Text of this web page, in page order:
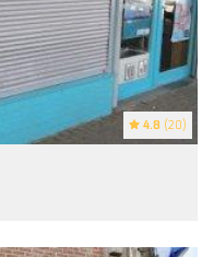
4.8 (20)